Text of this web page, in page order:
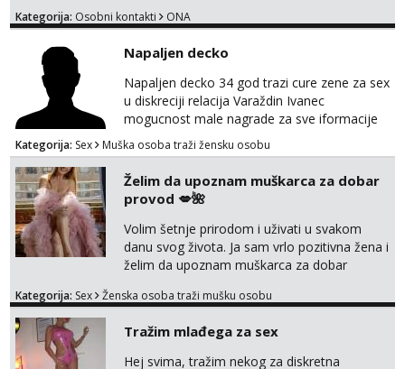
Kategorija: Osobni kontakti ONA
Napaljen decko
Napaljen decko 34 god trazi cure zene za sex
u diskreciji relacija Varaždin Ivanec
mogucnost male nagrade za sve iformacije
pisite na broj 098819637 pusa
Kategorija: Sex Muška osoba traži žensku osobu
Želim da upoznam muškarca za dobar
provod 💋🌺
Volim šetnje prirodom i uživati u svakom
danu svog života. Ja sam vrlo pozitivna žena i
želim da upoznam muškarca za dobar
na link ispod i nadji me tamo, cekam te!
Kategorija: Sex Ženska osoba traži mušku osobu
Tražim mlađega za sex
Hej svima, tražim nekog za diskretna